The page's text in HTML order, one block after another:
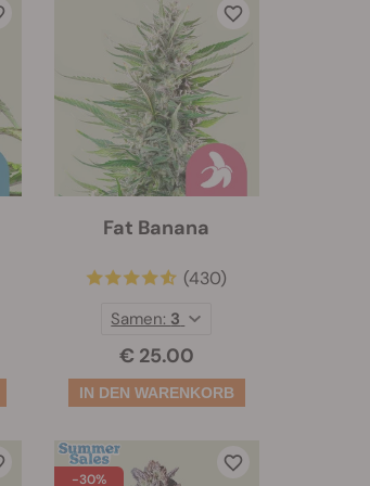
Fat Banana
(430)
€ 25.00
Samen: 3
-30%